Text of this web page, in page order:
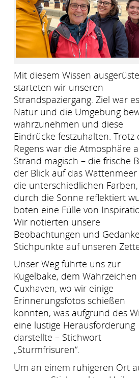
Mit diesem Wissen
starteten wir unseren
Strandspaziergang. Ziel war
Natur und die Umgebung
wahrzunehmen und diese
Eindrücke festzuhalten. Trotz
Regens war die Atmosphäre
Strand magisch – die frische
der Blick auf das
die unterschiedlichen
durch die Sonne reflektiert
boten eine Fülle von
Wir notierten unsere
Beobachtungen und
Stichpunkte auf unseren
Unser Weg führte uns zur
Kugelbake, dem
Cuxhaven, wo wir einige
Erinnerungsfotos schießen
konnten, was aufgrund des
eine lustige Herausforderung
darstellte – Stichwort
„Sturmfrisuren“.
Um an einem ruhigeren Ort